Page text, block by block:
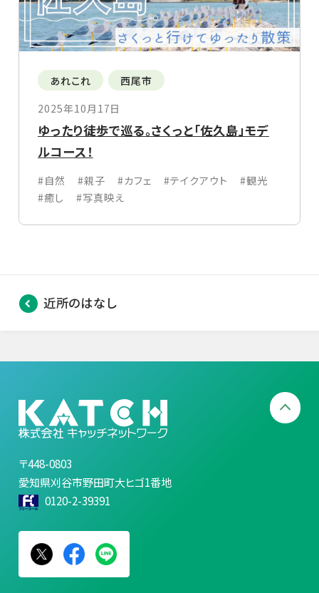
あれこれ
西尾市
2025年10月17日
ゆったり徒歩で巡る。さくっと「佐久島」モデ
ルコース！
#自然 #親子 #カフェ #テイクアウト
#観光
#癒し
#写真映え
近所のはなし
〒448-0803
愛知県刈谷市野田町大ヒゴ1番地
0120-2-39391